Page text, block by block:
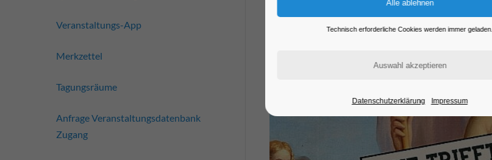
Veranstaltungs-App
Merkzettel
Tagungsräume
Anfrage Veranstaltungsdatenbank
Zugang
Technisch erforderliche Cookies werden immer geladen.
Datenschutzerklärung Impressum